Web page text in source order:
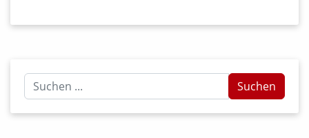
Suchen
...
Suchen